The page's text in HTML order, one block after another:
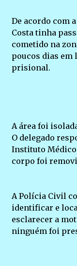
De acordo com
Costa tinha
cometido na
poucos dias em
prisional.
A área foi
O delegado
Instituto Médico
corpo foi
A Polícia Civil
identificar e
esclarecer a
ninguém foi